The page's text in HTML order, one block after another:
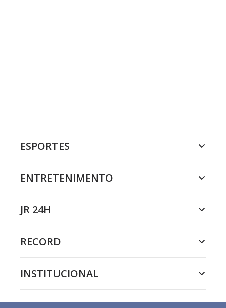
ESPORTES
ENTRETENIMENTO
JR 24H
RECORD
INSTITUCIONAL